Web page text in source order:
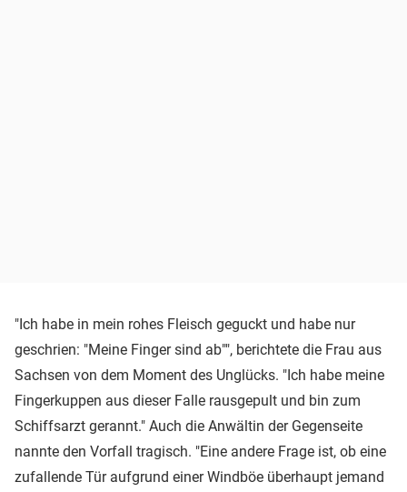
"Ich habe in mein rohes Fleisch geguckt und habe nur
geschrien: "Meine Finger sind ab"", berichtete die Frau aus
Sachsen von dem Moment des Unglücks. "Ich habe meine
Fingerkuppen aus dieser Falle rausgepult und bin zum
Schiffsarzt gerannt." Auch die Anwältin der Gegenseite
nannte den Vorfall tragisch. "Eine andere Frage ist, ob eine
zufallende Tür aufgrund einer Windböe überhaupt jemand